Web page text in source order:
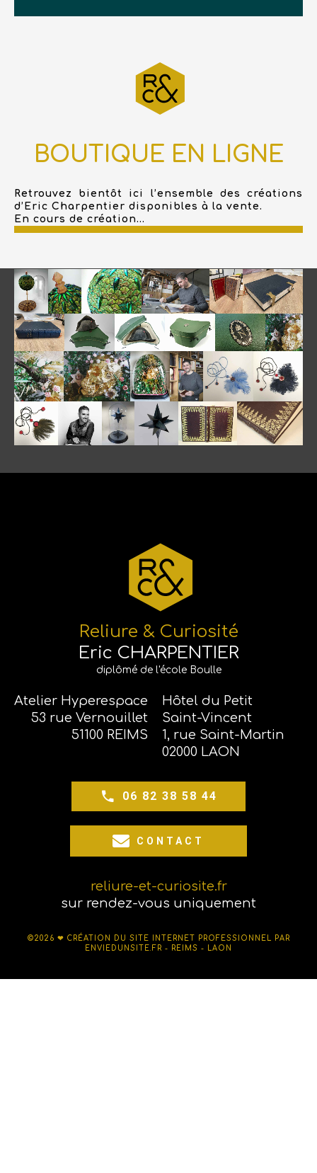
BOUTIQUE EN LIGNE
Retrouvez bientôt ici l’ensemble des créations
d’Eric Charpentier disponibles à la vente.
En cours de création...
Reliure & Curiosité
Eric CHARPENTIER
diplômé de l'école Boulle
Atelier Hyperespace
53 rue Vernouillet
51100 REIMS
Hôtel du Petit
Saint-Vincent
1, rue Saint-Martin
02000 LAON
06 82 38 58 44
CONTACT
reliure-et-curiosite.fr
sur rendez-vous uniquement
©2026 ❤ CRÉATION DU SITE INTERNET PROFESSIONNEL PAR
ENVIEDUNSITE.FR - REIMS - LAON